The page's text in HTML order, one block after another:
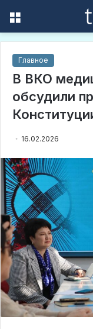
Главное
В ВКО
обсудили
16.02.2026